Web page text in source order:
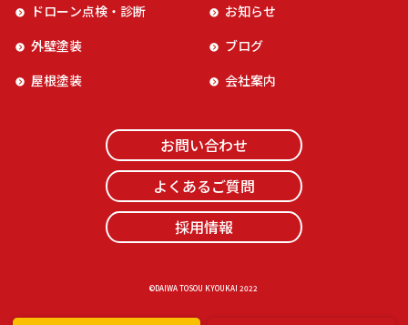
ドローン点検・診断
外壁塗装
屋根塗装
お知らせ
ブログ
会社案内
お問い合わせ
よくあるご質問
採用情報
©️DAIWA TOSOU KYOUKAI 2022